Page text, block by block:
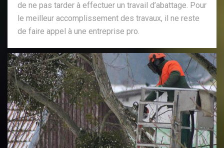
de ne pas tarder à effectuer un travail d’abattage. Pour
le meilleur accomplissement des travaux, il ne reste
de faire appel à une entreprise pro.